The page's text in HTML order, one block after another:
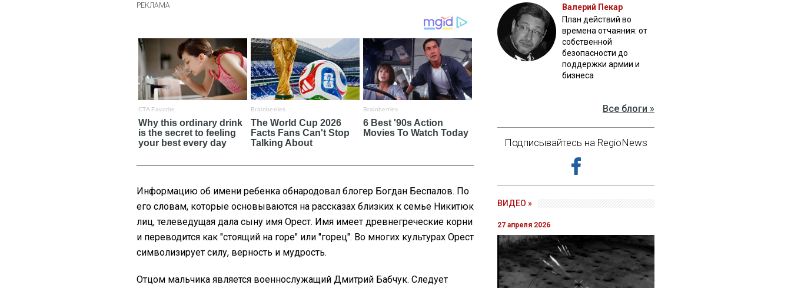
Информацию об имени ребенка обнародовал блогер Богдан Беспалов. По
его словам, которые основываются на рассказах близких к семье Никитюк
лиц, телеведущая дала сыну имя Орест. Имя имеет древнегреческие корни
и переводится как "стоящий на горе" или "горец". Во многих культурах Орест
символизирует силу, верность и мудрость.
Отцом мальчика является военнослужащий Дмитрий Бабчук. Следует
Валерий Пекар
План действий во
времена отчаяния: от
собственной
безопасности до
поддержки армии и
бизнеса
Все блоги »
Подписывайтесь на RegioNews
ВИДЕО »
27 апреля 2026